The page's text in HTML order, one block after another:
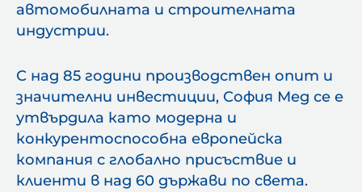
автомобилната и строителната
индустрии.
С над 85 години производствен опит и
значителни инвестиции, София Мед се е
утвърдила като модерна и
конкурентоспособна европейска
компания с глобално присъствие и
клиенти в над 60 държави по света.